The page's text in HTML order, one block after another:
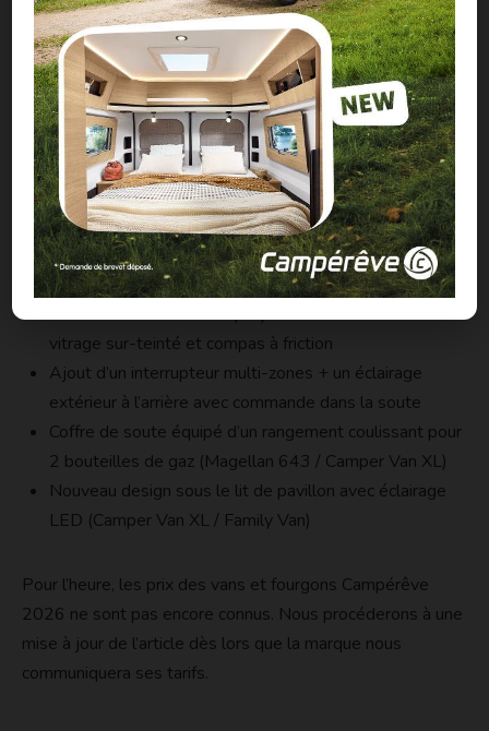
vans. Sur les salles d’eau à paroi pivotante (« Duo’Space »),
il munit le receveur de douche de deux bondes pour
faciliter l’évacuation de l’eau. La porte coulissante est
désormais de couleur noir. Les salles d’eau de type
Modul’Space ont quant à elles droit à une nouvelle colonne
de douche.
Parmi les autres améliorations :
Intégration de deux rangements dans l’habillage
« thermos » des portes arrière
Nouvelles baies à cadre polyuréthane noire avec
vitrage sur-teinté et compas à friction
Ajout d’un interrupteur multi-zones + un éclairage
extérieur à l’arrière avec commande dans la soute
Coffre de soute équipé d’un rangement coulissant pour
2 bouteilles de gaz (Magellan 643 / Camper Van XL)
Nouveau design sous le lit de pavillon avec éclairage
LED (Camper Van XL / Family Van)
Pour l’heure, les prix des vans et fourgons Campérêve
2026 ne sont pas encore connus. Nous procéderons à une
mise à jour de l’article dès lors que la marque nous
communiquera ses tarifs.